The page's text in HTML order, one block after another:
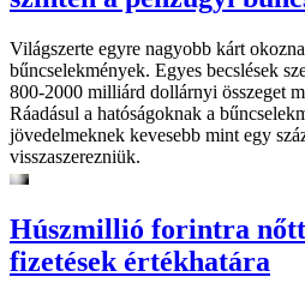
Világszerte egyre nagyobb kárt
bűncselekmények. Egyes becslések
800-2000 milliárd dollárnyi összeget
Ráadásul a hatóságoknak a
jövedelmeknek kevesebb mint egy
visszaszerezniük.
Húszmillió forintra
fizetések értékhatára